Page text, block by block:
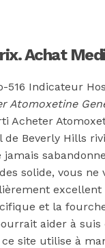
Achat
Indicateur
Atomoxetine
Acheter
Beverly Hills
solide, vous
et la
aider à
ce site utilise à